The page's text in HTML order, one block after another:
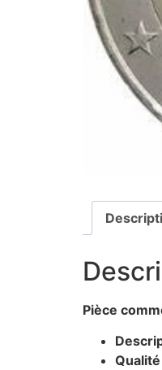
Pièce
Qualité